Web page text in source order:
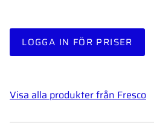
LOGGA IN FÖR PRISER
Visa alla produkter från Fresco